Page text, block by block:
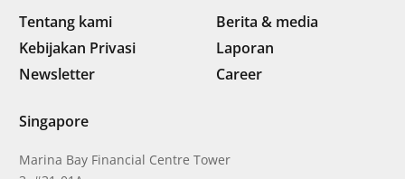
Tentang kami
Berita & media
Kebijakan Privasi
Laporan
Newsletter
Career
Singapore
Marina Bay Financial Centre Tower